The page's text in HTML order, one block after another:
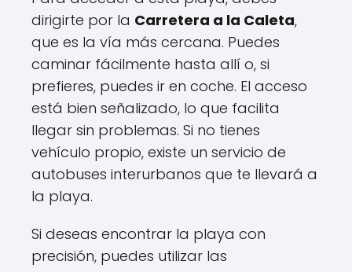
dirigirte por la Carretera a la Caleta,
que es la vía más cercana. Puedes
caminar fácilmente hasta allí o, si
prefieres, puedes ir en coche. El acceso
está bien señalizado, lo que facilita
llegar sin problemas. Si no tienes
vehículo propio, existe un servicio de
autobuses interurbanos que te llevará a
la playa.
Si deseas encontrar la playa con
precisión, puedes utilizar las